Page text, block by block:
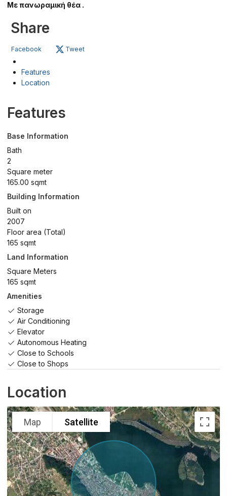
Με πανωραμική θέα .
Share
Facebook Tweet
Features
Location
Features
Base Information
Bath
2
Square meter
165.00 sqmt
Building Information
Built on
2007
Floor area (Total)
165 sqmt
Land Information
Square Meters
165 sqmt
Amenities
Storage
Air Conditioning
Elevator
Autonomous Heating
Close to Schools
Close to Shops
Location
Map Satellite